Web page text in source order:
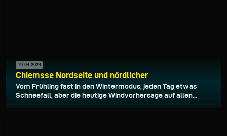
19.04.2024
Chiemsse Nordseite und nördlicher
Vom Frühling fast in den Wintermodus, jeden Tag etwas
Schneefall, aber die heutige Windvorhersage auf allen...